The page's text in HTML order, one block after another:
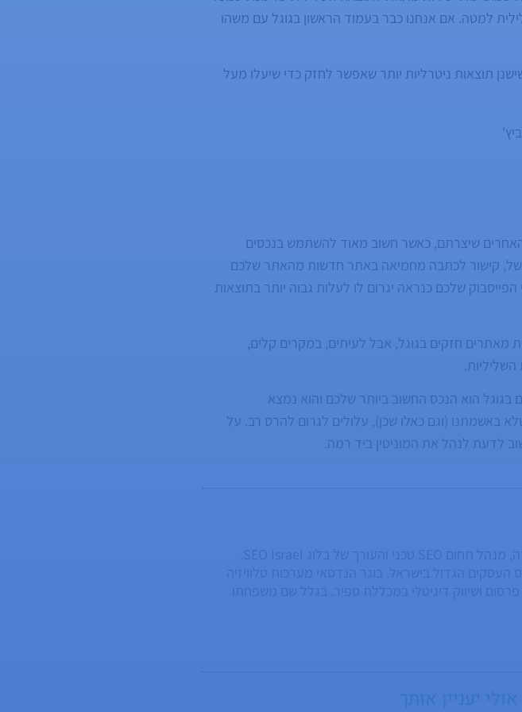
למטה. אם אנחנו כבר בעמוד הראשון בגוגל עם משהו
תוצאות ניטרליות יותר שאפשר לחזק כדי שיעלו מעל
האחרים שיצרתם, כאשר חשוב מאוד להשתמש בנכסים
קישור לכתבה מחמיאה באתר חדשות מהאתר שלכם
שלכם כנראה יגרום לו לעלות גבוה יותר בתוצאות
חזקים בגוגל, אבל לעיתים, במקרים קלים,
הוא הנכס החשוב ביותר שלכם והוא נמצא
באשמתנו (וגם כאלו שכן), עלולים לגרום להרס רב. על
לדעת לנהל את המוניטין ביד רמה.